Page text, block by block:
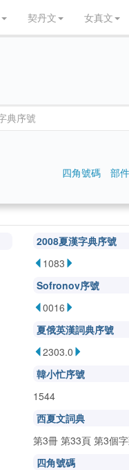
契丹文 女真文
四角號碼
部
2008夏漢字典序號
1083
Sofronov序號
0016
夏俄英漢詞典序號
2303.0
韓小忙序號
1544
西夏文詞典
第3冊 第33頁 第3個
四角號碼